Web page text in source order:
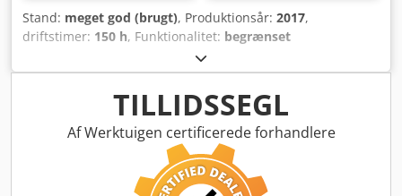
Stand: meget god (brugt), Produktionsår: 2017,
driftstimer: 150 h, Funktionalitet: begrænset
, UV-printer med Toshiba-hoveder Dsdew R
Uxzepfx Am Aock Printbredde 180 cm
TILLIDSSEGL
Af Werktuigen certificerede forhandlere